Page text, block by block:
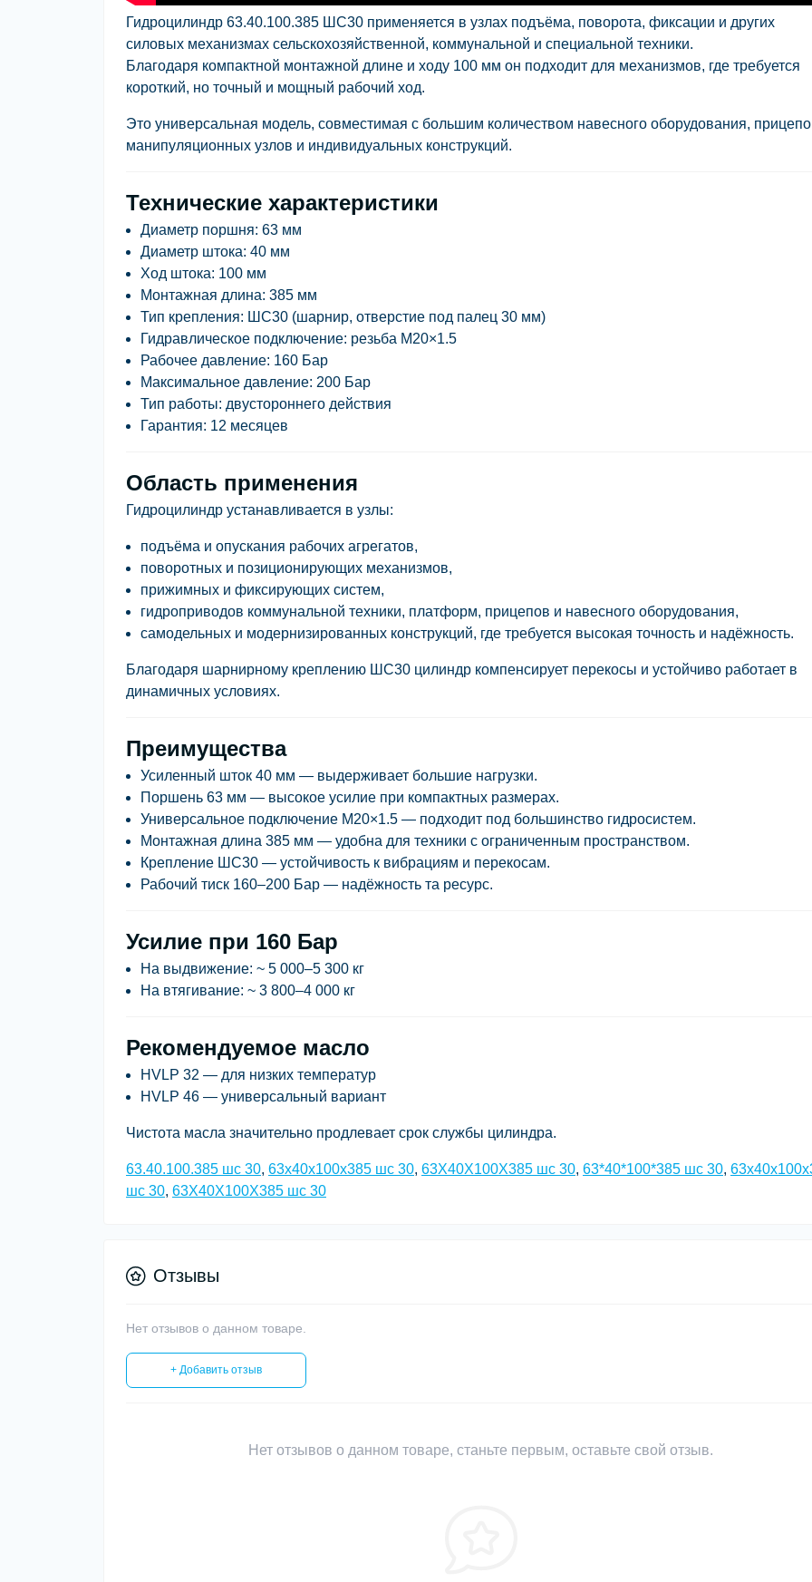
Гидроцилиндр 63.40.100.385 ШС30 применяется в узлах подъёма, поворота, фиксации и других
силовых механизмах сельскохозяйственной, коммунальной и специальной техники.
Благодаря компактной монтажной длине и ходу 100 мм он подходит для механизмов, где требуется
короткий, но точный и мощный рабочий ход.
Это универсальная модель, совместимая с большим количеством навесного оборудования,
манипуляционных узлов и индивидуальных конструкций.
Технические характеристики
Диаметр поршня: 63 мм
Диаметр штока: 40 мм
Ход штока: 100 мм
Монтажная длина: 385 мм
Тип крепления: ШС30 (шарнир, отверстие под палец 30 мм)
Гидравлическое подключение: резьба М20×1.5
Рабочее давление: 160 Бар
Максимальное давление: 200 Бар
Тип работы: двустороннего действия
Гарантия: 12 месяцев
Область применения
Гидроцилиндр устанавливается в узлы:
подъёма и опускания рабочих агрегатов,
поворотных и позиционирующих механизмов,
прижимных и фиксирующих систем,
гидроприводов коммунальной техники, платформ, прицепов и навесного оборудования,
самодельных и модернизированных конструкций, где требуется высокая точность и надёжность.
Благодаря шарнирному креплению ШС30 цилиндр компенсирует перекосы и устойчиво работает в
динамичных условиях.
Преимущества
Усиленный шток 40 мм — выдерживает большие нагрузки.
Поршень 63 мм — высокое усилие при компактных размерах.
Универсальное подключение М20×1.5 — подходит под большинство гидросистем.
Монтажная длина 385 мм — удобна для техники с ограниченным пространством.
Крепление ШС30 — устойчивость к вибрациям и перекосам.
Рабочий тиск 160–200 Бар — надёжность та ресурс.
Усилие при 160 Бар
На выдвижение: ~ 5 000–5 300 кг
На втягивание: ~ 3 800–4 000 кг
Рекомендуемое масло
HVLP 32 — для низких температур
HVLP 46 — универсальный вариант
Чистота масла значительно продлевает срок службы цилиндра.
63.40.100.385 шс 30, 63x40x100x385 шс 30, 63X40X100X385 шс 30, 63*40*100*385 шс 30,
шс 30, 63Х40Х100Х385 шс 30
Отзывы
Нет отзывов о данном товаре.
+ Добавить отзыв
Нет отзывов о данном товаре, станьте первым, оставьте свой отзыв.